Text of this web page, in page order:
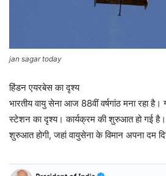
jan sagar today
हिंडन एयरबेस का दृश्य
भारतीय वायु सेना आज 88वीं वर्षगांठ मना रहा है।
स्टेशन का दृश्य। कार्यक्रम की शुरुआत हो गई है।
शुरुआत होगी, जहां वायुसेना के विमान अपना दम